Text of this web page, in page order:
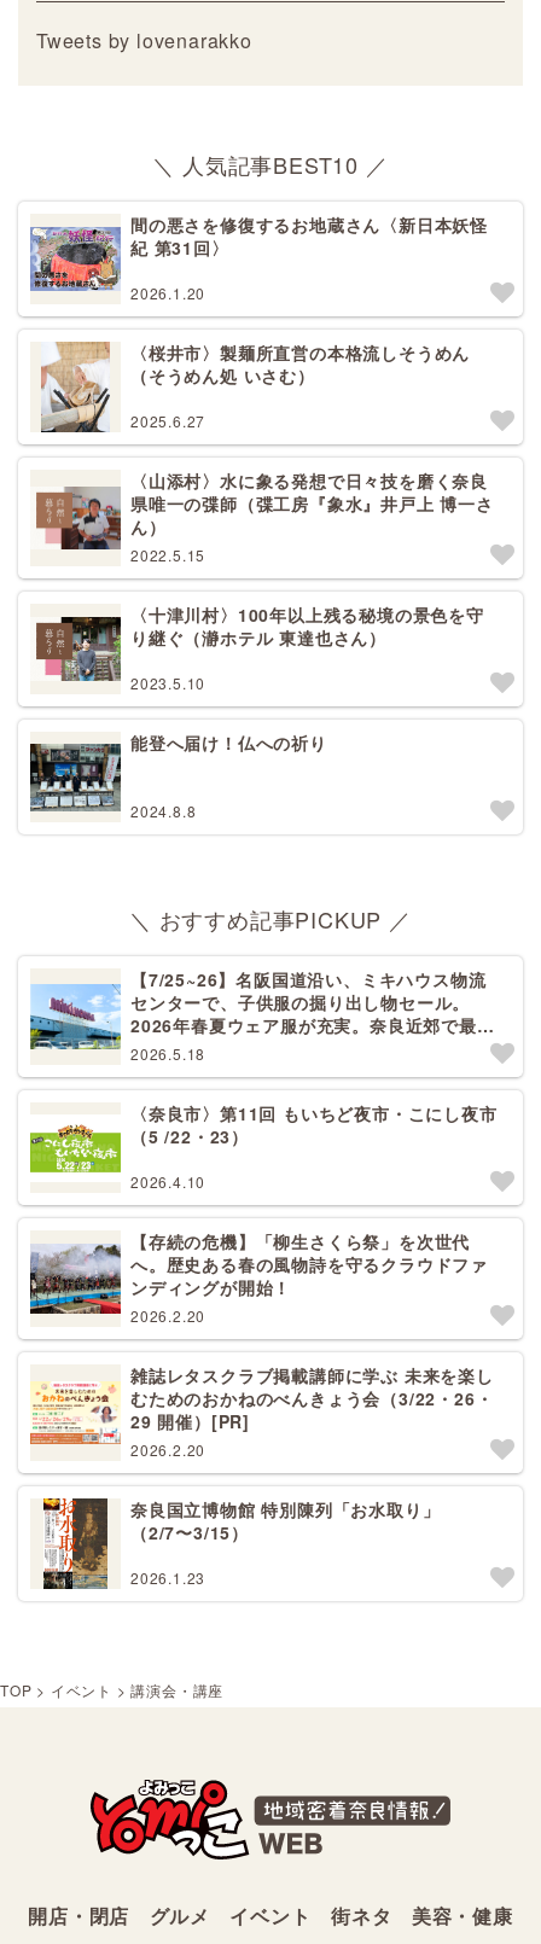
Tweets by lovenarakko
＼ 人気記事BEST10 ／
間の悪さを修復するお地蔵さん〈新日本妖怪
紀 第31回〉
2026.1.20
〈桜井市〉製麺所直営の本格流しそうめん
（そうめん処 いさむ）
2025.6.27
〈山添村〉水に象る発想で日々技を磨く奈良
県唯一の弽師（弽工房『象水』井戸上 博一さ
ん）
2022.5.15
〈十津川村〉100年以上残る秘境の景色を守
り継ぐ（瀞ホテル 東達也さん）
2023.5.10
能登へ届け！仏への祈り
2024.8.8
＼ おすすめ記事PICKUP ／
【7/25~26】名阪国道沿い、ミキハウス物流
センターで、子供服の掘り出し物セール。
2026年春夏ウェア服が充実。奈良近郊で最大
規模！天理から27分[PR]
2026.5.18
〈奈良市〉第11回 もいちど夜市・こにし夜市
（5 /22・23）
2026.4.10
【存続の危機】「柳生さくら祭」を次世代
へ。歴史ある春の風物詩を守るクラウドファ
ンディングが開始！
2026.2.20
雑誌レタスクラブ掲載講師に学ぶ 未来を楽し
むためのおかねのべんきょう会（3/22・26・
29 開催）[PR]
2026.2.20
奈良国立博物館 特別陳列「お水取り」
（2/7〜3/15）
2026.1.23
TOP > イベント >講演会・講座
開店・閉店 グルメ イベント 街ネタ
美容・健康